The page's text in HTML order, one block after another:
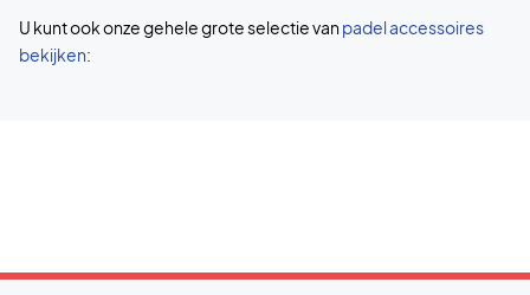
U kunt ook onze gehele grote selectie van padel accessoires
bekijken: